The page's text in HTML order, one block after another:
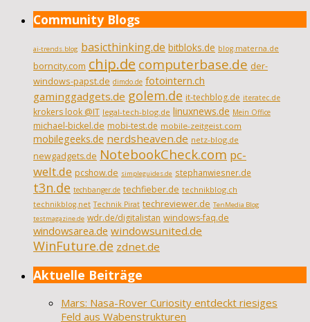
Community Blogs
ai-trends.blog basicthinking.de bitbloks.de blog.materna.de
borncity.com chip.de computerbase.de der-
windows-papst.de dimdo.de fotointern.ch
gaminggadgets.de golem.de it-techblog.de iteratec.de
krokers look @IT legal-tech-blog.de linuxnews.de Mein Office
michael-bickel.de mobi-test.de mobile-zeitgeist.com
mobilegeeks.de nerdsheaven.de netz-blog.de
newgadgets.de NotebookCheck.com pc-
welt.de pcshow.de simpleguides.de stephanwiesner.de
t3n.de techbanger.de techfieber.de technikblog.ch
technikblog.net Technik Pirat techreviewer.de TenMedia Blog
testmagazine.de wdr.de/digitalistan windows-faq.de
windowsarea.de windowsunited.de
WinFuture.de zdnet.de
Aktuelle Beiträge
Mars: Nasa-Rover Curiosity entdeckt riesiges
Feld aus Wabenstrukturen